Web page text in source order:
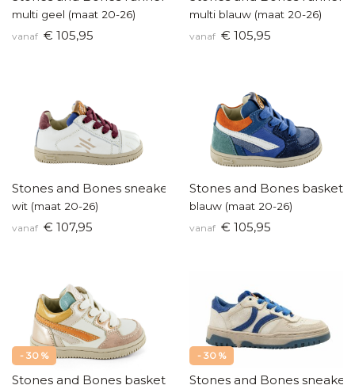
multi geel (maat 20-26)
vanaf € 105,95
multi blauw (maat 20-26)
vanaf € 105,95
Stones and Bones sneakertje
wit (maat 20-26)
vanaf € 107,95
Stones and Bones
blauw (maat 20-26)
vanaf € 105,95
- 30 %
Stones and Bones baskettertje
- 30 %
Stones and Bones sneakers